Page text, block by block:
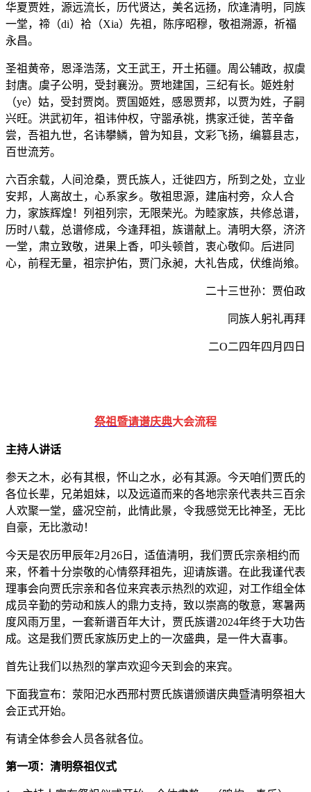
华夏贾姓，源远流长，历代贤达，美名远扬，欣逢清明，同族
一堂，禘（di）袷（Xia）先祖，陈序昭穆，敬祖溯源，祈福
永昌。
圣祖黄帝，恩泽浩荡，文王武王，开土拓疆。周公辅政，叔虞
封唐。虞子公明，受封襄汾。贾地建国，三纪有长。姬姓射
（ye）姑，受封贾岗。贾国姬姓，感恩贾邦，以贾为姓，子嗣
兴旺。洪武初年，祖讳仲权，守噐承祧，携家迁徙，苦辛备
尝，吾祖九世，名讳攀鳞，曾为知县，文彩飞扬，编篡县志，
百世流芳。
六百余载，人间沧桑，贾氏族人，迁徙四方，所到之处，立业
安邦，人离故土，心系家乡。敬祖思源，建庙村旁，众人合
力，家族辉煌！列祖列宗，无限荣光。为睦家族，共修总谱，
历时八载，总谱修成，今逢拜祖，族谱献上。清明大祭，济济
一堂，肃立致敬，进果上香，叩头顿首，衷心敬仰。后进同
心，前程无量，祖宗护佑，贾门永昶，大礼告成，伏维尚飨。
二十三世孙：贾伯政
同族人躬礼再拜
二O二四年四月四日
祭祖暨请谱庆典大会流程
主持人讲话
参天之木，必有其根，怀山之水，必有其源。今天咱们贾氏的
各位长辈，兄弟姐妹，以及远道而来的各地宗亲代表共三百余
人欢聚一堂，盛况空前，此情此景，令我感觉无比神圣，无比
自豪，无比激动！
今天是农历甲辰年2月26日，适值清明，我们贾氏宗亲相约而
来，怀着十分崇敬的心情祭拜祖先，迎请族谱。在此我谨代表
理事会向贾氏宗亲和各位来宾表示热烈的欢迎，对工作组全体
成员辛勤的劳动和族人的鼎力支持，致以崇高的敬意，寒暑两
度风雨万里，一套新谱百年大计，贾氏族谱2024年终于大功告
成。这是我们贾氏家族历史上的一次盛典，是一件大喜事。
首先让我们以热烈的掌声欢迎今天到会的来宾。
下面我宣布：荥阳汜水西邢村贾氏族谱颁谱庆典暨清明祭祖大
会正式开始。
有请全体参会人员各就各位。
第一项：清明祭祖仪式